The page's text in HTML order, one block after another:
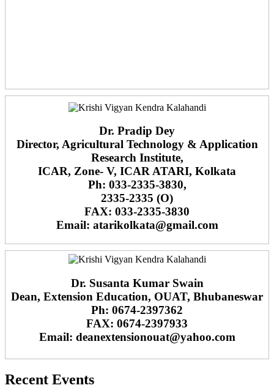
Dr. Pradip Dey
Director, Agricultural Technology & Application
Research Institute,
ICAR, Zone- V, ICAR ATARI, Kolkata
Ph: 033-2335-3830,
2335-2335 (O)
FAX: 033-2335-3830
Email: atarikolkata@gmail.com
Dr. Susanta Kumar Swain
Dean, Extension Education, OUAT, Bhubaneswar
Ph: 0674-2397362
FAX: 0674-2397933
Email: deanextensionouat@yahoo.com
Recent Events